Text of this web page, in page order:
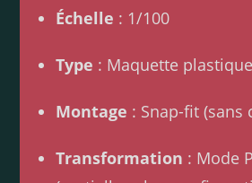
Échelle : 1/100
Type : Maquette
Montage : Snap-fit (sans
Transformation : Mode